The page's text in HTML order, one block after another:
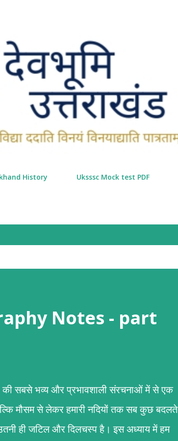
History Uksssc Mock test PDF
Notes - part
की सबसे भव्य और प्रभावशाली संरचनाओं में से एक
मौसम से लेकर हमारी नदियों तक सब कुछ बदलते
ही जटिल और दिलचस्प है। इस अध्याय में हम